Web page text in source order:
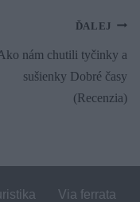
ĎALEJ
nám chutili tyčinky a
sušienky Dobré časy
(Recenzia)
Via ferrata